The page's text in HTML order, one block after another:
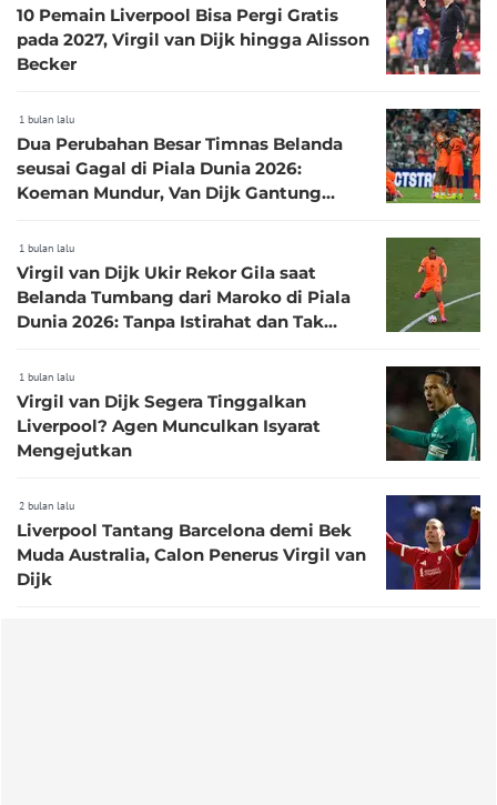
10 Pemain Liverpool Bisa Pergi Gratis
pada 2027, Virgil van Dijk hingga Alisson
Becker
1 bulan lalu
Dua Perubahan Besar Timnas Belanda
seusai Gagal di Piala Dunia 2026:
Koeman Mundur, Van Dijk Gantung
1 bulan lalu
Virgil van Dijk Ukir Rekor Gila saat
Belanda Tumbang dari Maroko di Piala
Dunia 2026: Tanpa Istirahat dan Tak
1 bulan lalu
Virgil van Dijk Segera Tinggalkan
Liverpool? Agen Munculkan Isyarat
Mengejutkan
2 bulan lalu
Liverpool Tantang Barcelona demi Bek
Muda Australia, Calon Penerus Virgil van
Dijk